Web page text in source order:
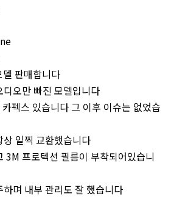
판매합니다
오만 빠진 모델입니다
펙스 있습니다 그 이후 이슈는 없었습
일찍 교환했습니다
3M 프로텍션 필름이 부착되어있습니
며 내부 관리도 잘 했습니다